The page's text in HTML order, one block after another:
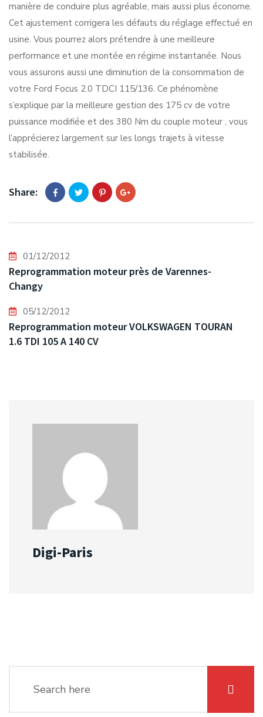
manière de conduire plus agréable, mais aussi plus économe.
Cet ajustement corrigera les défauts du réglage effectué en
usine. Vous pourrez alors prétendre à une meilleure
performance et une montée en régime instantanée. Nous
vous assurons aussi une diminution de la consommation de
votre Ford Focus 2.0 TDCI 115/136. Ce phénomène
s’explique par la meilleure gestion des 175 cv de votre
puissance modifiée et des 380 Nm du couple moteur , vous
l’apprécierez largement sur les longs trajets à vitesse
stabilisée.
Share:
01/12/2012
Reprogrammation moteur près de Varennes-
Changy
05/12/2012
Reprogrammation moteur VOLKSWAGEN TOURAN
1.6 TDI 105 A 140 CV
Digi-Paris